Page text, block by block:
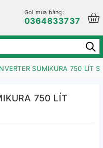
Gọi mua hàng:
0364833737
SUMIKURA 750 LÍT
750 LÍT